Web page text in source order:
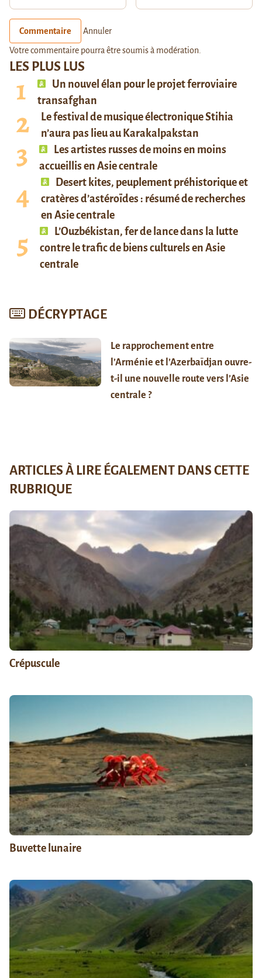
LES PLUS LUS
Un nouvel élan pour le projet ferroviaire
transafghan
Le festival de musique électronique Stihia
n’aura pas lieu au Karakalpakstan
Les artistes russes de moins en moins
accueillis en Asie centrale
Desert kites, peuplement préhistorique et
cratères d’astéroïdes : résumé de recherches
en Asie centrale
L’Ouzbékistan, fer de lance dans la lutte
contre le trafic de biens culturels en Asie
centrale
DÉCRYPTAGE
Le rapprochement entre
l’Arménie et l’Azerbaïdjan ouvre-
t-il une nouvelle route vers l’Asie
centrale ?
Commentaire Annuler
Votre commentaire pourra être soumis à modération.
ARTICLES À LIRE ÉGALEMENT DANS CETTE
RUBRIQUE
Crépuscule
Buvette lunaire